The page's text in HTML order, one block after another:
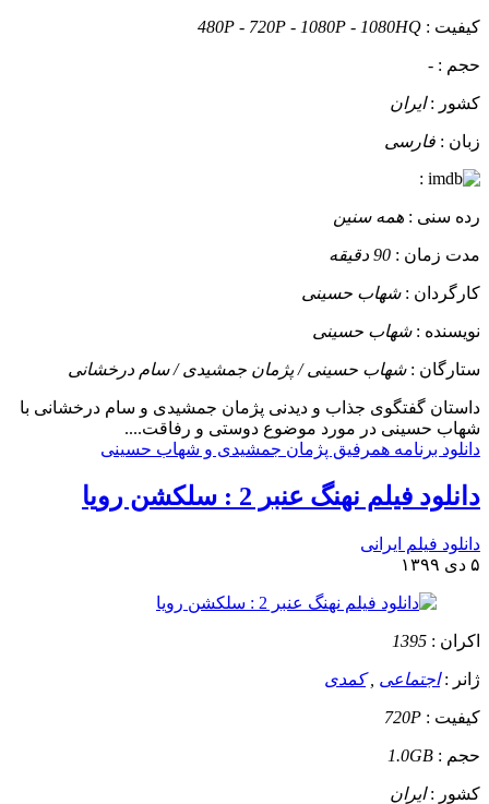
کیفیت : 480P - 720P - 1080P - 1080HQ
حجم : -
کشور :ایران
زبان : فارسی
:
رده سنی : همه سنین
مدت زمان : 90 دقیقه
کارگردان :شهاب حسینی
نویسنده :شهاب حسینی
ستارگان :شهاب حسینی / پژمان جمشیدی / سام درخشانی
داستان گفتگوی جذاب و دیدنی پژمان جمشیدی و سام درخشانی با
شهاب حسینی در مورد موضوع دوستی و رفاقت....
دانلود برنامه همرفیق پژمان جمشیدی و شهاب حسینی
دانلود فیلم نهنگ عنبر 2 : سلکشن رویا
دانلود فیلم ایرانی
۵ دی ۱۳۹۹
اکران : 1395
ژانر :اجتماعی ,کمدی
کیفیت : 720P
حجم : 1.0GB
کشور :ایران